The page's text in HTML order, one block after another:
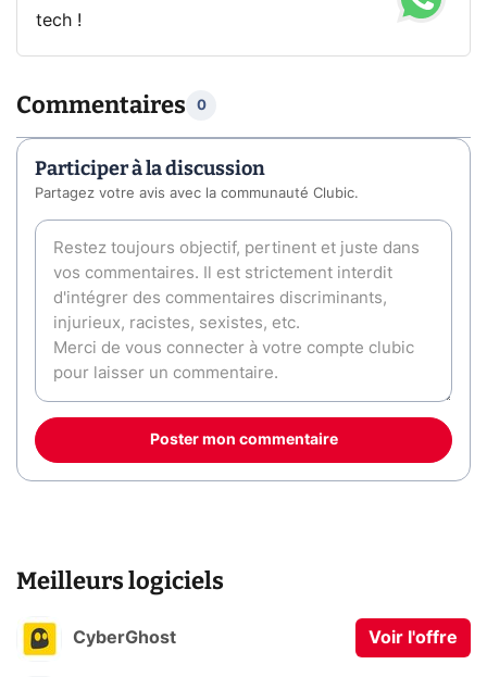
tech !
Commentaires 0
Participer à la discussion
Partagez votre avis avec la communauté Clubic.
Poster mon commentaire
Meilleurs logiciels
CyberGhost Voir l'offre